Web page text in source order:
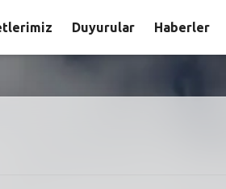
Duyurular Haberler